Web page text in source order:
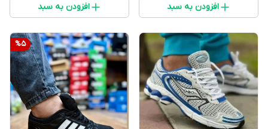
افزودن به سبد افزودن به سبد
%5